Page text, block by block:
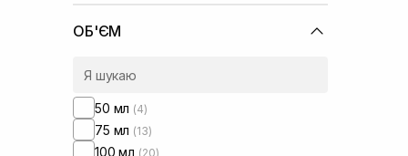
Гіалуронова кислота
Гідролізований кератин
Гідролізований шовк
Гліцерин
Гліколева кислота
ОБ'ЄМ
50 мл (4)
75 мл (13)
100 мл (20)